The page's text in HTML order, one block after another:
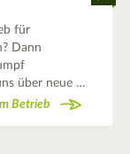
für
Dann
über neue …
Betrieb